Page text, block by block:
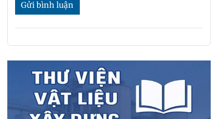
Gửi bình luận